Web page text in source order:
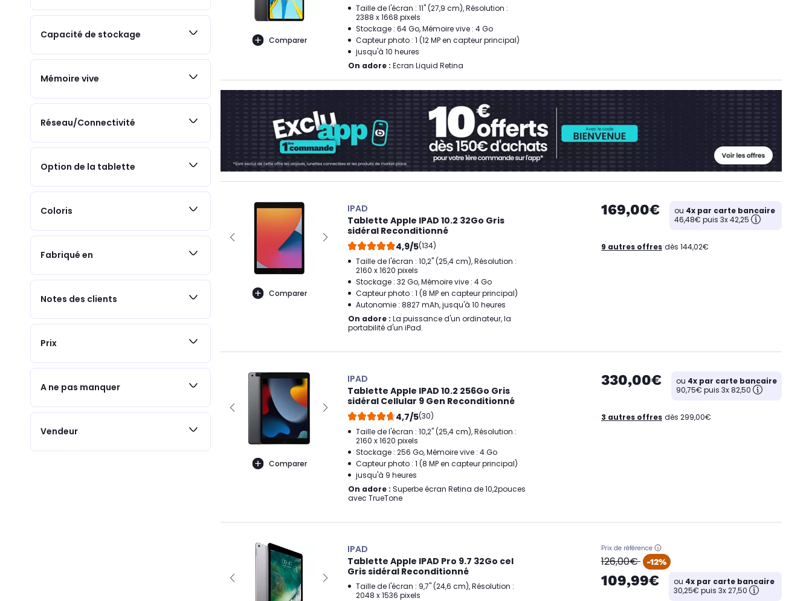
Capacité de stockage
Mémoire vive
Réseau/Connectivité
Option de la tablette
Coloris
Fabriqué en
Notes des clients
Prix
A ne pas manquer
Vendeur
Comparer
Taille de l'écran : 11" (27,9 cm), Résolution :
2388 x 1668 pixels
Stockage : 64 Go, Mémoire vive : 4 Go
Capteur photo : 1 (12 MP en capteur principal)
jusqu'à 10 heures
On adore : Ecran Liquid Retina
Comparer
IPAD
Tablette Apple IPAD 10.2 32Go Gris
sidéral Reconditionné
4,9/5(134)
Taille de l'écran : 10,2" (25,4 cm), Résolution :
2160 x 1620 pixels
Stockage : 32 Go, Mémoire vive : 4 Go
Capteur photo : 1 (8 MP en capteur principal)
Autonomie : 8827 mAh, jusqu'à 10 heures
On adore : La puissance d'un ordinateur, la
portabilité d'un iPad.
169,00€ ou 4x par carte bancaire
46,48€ puis 3x 42,25
9 autres offres dès 144,02€
Comparer
IPAD
Tablette Apple IPAD 10.2 256Go Gris
sidéral Cellular 9 Gen Reconditionné
4,7/5(30)
Taille de l'écran : 10,2" (25,4 cm), Résolution :
2160 x 1620 pixels
Stockage : 256 Go, Mémoire vive : 4 Go
Capteur photo : 1 (8 MP en capteur principal)
jusqu'à 9 heures
On adore : Superbe écran Retina de 10,2pouces
avec TrueTone
330,00€ ou 4x par carte bancaire
90,75€ puis 3x 82,50
3 autres offres dès 299,00€
IPAD
Tablette Apple IPAD Pro 9.7 32Go cel
Gris sidéral Reconditionné
Taille de l'écran : 9,7" (24,6 cm), Résolution :
2048 x 1536 pixels
Prix de référence
oldPrice
126,00€ -12%
109,99€ ou 4x par carte bancaire
30,25€ puis 3x 27,50